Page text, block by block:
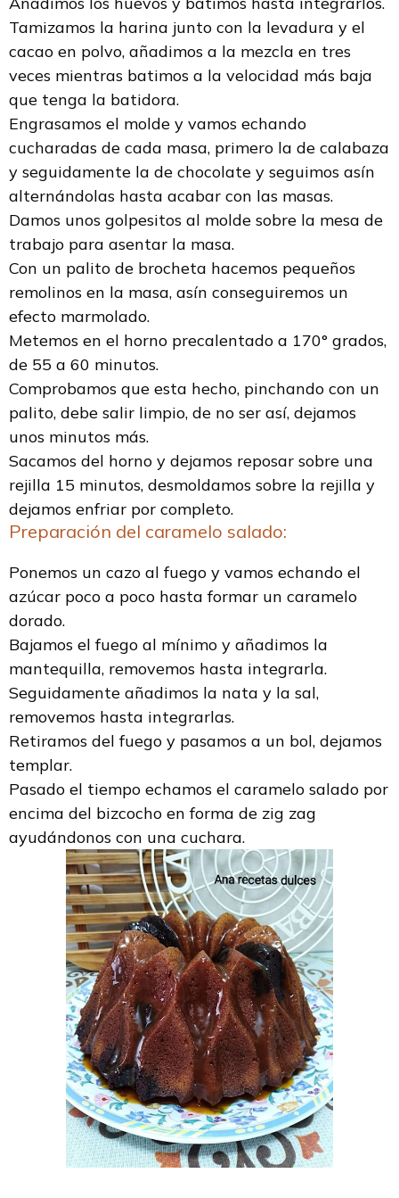
Tamizamos la harina junto con la levadura y el
cacao en polvo, añadimos a la mezcla en tres
veces mientras batimos a la velocidad más baja
que tenga la batidora.
Engrasamos el molde y vamos echando
cucharadas de cada masa, primero la de calabaza
y seguidamente la de chocolate y seguimos asín
alternándolas hasta acabar con las masas.
Damos unos golpesitos al molde sobre la mesa de
trabajo para asentar la masa.
Con un palito de brocheta hacemos pequeños
remolinos en la masa, asín conseguiremos un
efecto marmolado.
Metemos en el horno precalentado a 170° grados,
de 55 a 60 minutos.
Comprobamos que esta hecho, pinchando con un
palito, debe salir limpio, de no ser así, dejamos
unos minutos más.
Sacamos del horno y dejamos reposar sobre una
rejilla 15 minutos, desmoldamos sobre la rejilla y
dejamos enfriar por completo.
Preparación del caramelo salado:
Ponemos un cazo al fuego y vamos echando el
azúcar poco a poco hasta formar un caramelo
dorado.
Bajamos el fuego al mínimo y añadimos la
mantequilla, removemos hasta integrarla.
Seguidamente añadimos la nata y la sal,
removemos hasta integrarlas.
Retiramos del fuego y pasamos a un bol, dejamos
templar.
Pasado el tiempo echamos el caramelo salado por
encima del bizcocho en forma de zig zag
ayudándonos con una cuchara.